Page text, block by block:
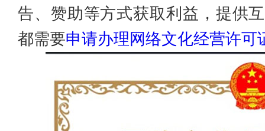
告、赞助等方式获取利益，提供
都需要申请办理网络文化经营许可